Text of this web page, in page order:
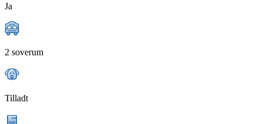
Ja
2 soverum
Tilladt